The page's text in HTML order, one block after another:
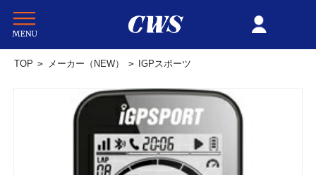
TOP > メーカー（NEW） > IGPスポーツ